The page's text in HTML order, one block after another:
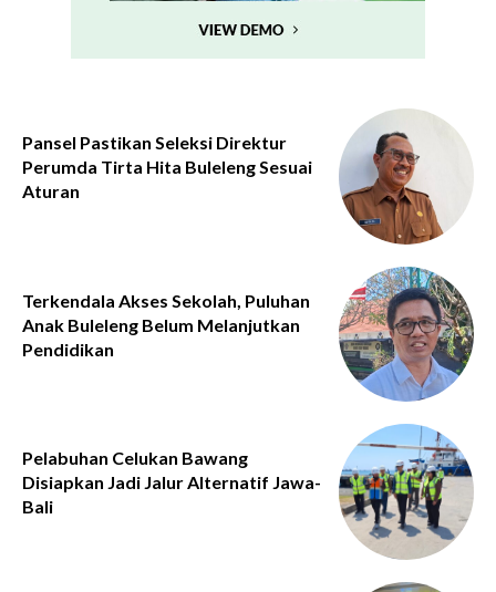
Pansel Pastikan Seleksi Direktur
Perumda Tirta Hita Buleleng Sesuai
Aturan
Terkendala Akses Sekolah, Puluhan
Anak Buleleng Belum Melanjutkan
Pendidikan
Pelabuhan Celukan Bawang
Disiapkan Jadi Jalur Alternatif Jawa-
Bali